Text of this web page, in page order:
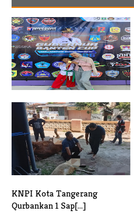
Raih Juara di Gubernur Banten
Cup 2[...]
KNPI Kota Tangerang
Qurbankan 1 Sap[...]